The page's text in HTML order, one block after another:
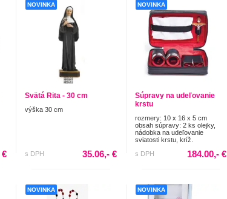
€
NOVINKA
Svätá Rita - 30 cm
výška 30 cm
s DPH 35.06,- €
NOVINKA
Súpravy na udeľovanie
krstu
rozmery: 10 x 16 x 5 cm
obsah súpravy: 2 ks olejky,
nádobka na udeľovanie
sviatosti krstu, kríž.
s DPH
184.00,- €
NOVINKA NOVINKA